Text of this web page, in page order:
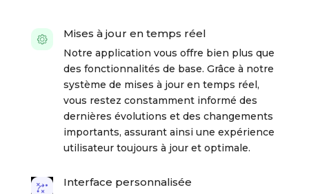
Mises à jour en temps réel
Notre application vous offre bien plus que
des fonctionnalités de base. Grâce à notre
système de mises à jour en temps réel,
vous restez constamment informé des
dernières évolutions et des changements
importants, assurant ainsi une expérience
utilisateur toujours à jour et optimale.
Interface personnalisée